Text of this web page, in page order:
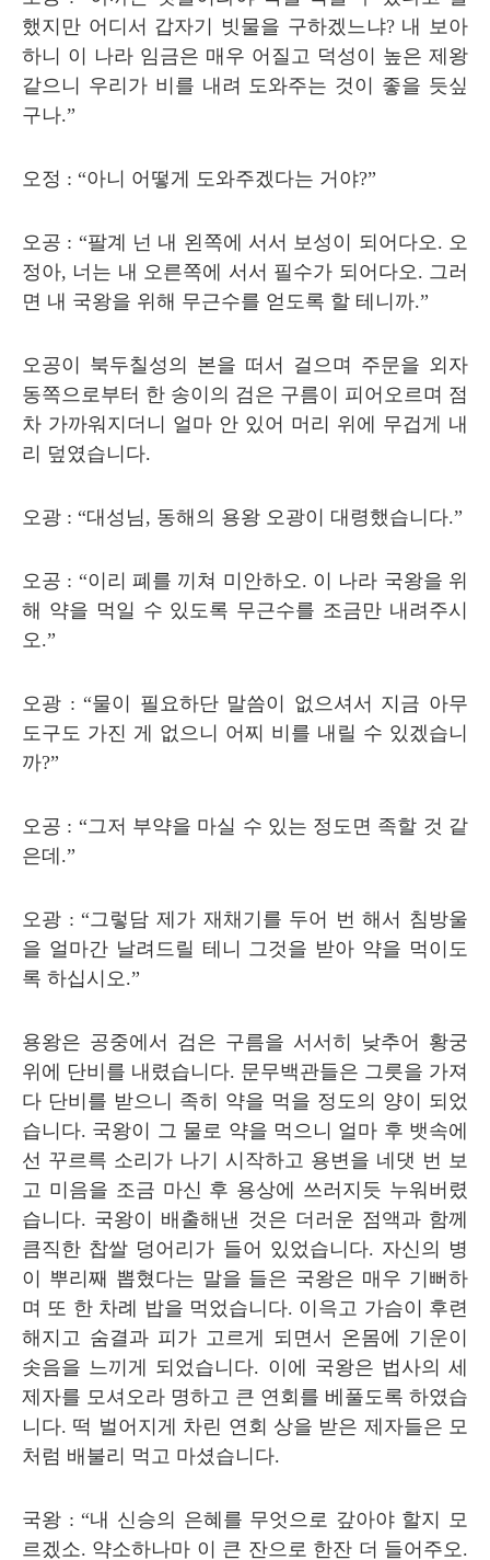
했지만 어디서 갑자기 빗물을 구하겠느냐? 내 보아
하니 이 나라 임금은 매우 어질고 덕성이 높은 제왕
같으니 우리가 비를 내려 도와주는 것이 좋을 듯싶
구나.”
오정 : “아니 어떻게 도와주겠다는 거야?”
오공 : “팔계 넌 내 왼쪽에 서서 보성이 되어다오. 오
정아, 너는 내 오른쪽에 서서 필수가 되어다오. 그러
면 내 국왕을 위해 무근수를 얻도록 할 테니까.”
오공이 북두칠성의 본을 떠서 걸으며 주문을 외자
동쪽으로부터 한 송이의 검은 구름이 피어오르며 점
차 가까워지더니 얼마 안 있어 머리 위에 무겁게 내
리 덮였습니다.
오광 : “대성님, 동해의 용왕 오광이 대령했습니다.”
오공 : “이리 폐를 끼쳐 미안하오. 이 나라 국왕을 위
해 약을 먹일 수 있도록 무근수를 조금만 내려주시
오.”
오광 : “물이 필요하단 말씀이 없으셔서 지금 아무
도구도 가진 게 없으니 어찌 비를 내릴 수 있겠습니
까?”
오공 : “그저 부약을 마실 수 있는 정도면 족할 것 같
은데 .”
오광 : “그렇담 제가 재채기를 두어 번 해서 침방울
을 얼마간 날려드릴 테니 그것을 받아 약을 먹이도
록 하십시오.”
용왕은 공중에서 검은 구름을 서서히 낮추어 황궁
위에 단비를 내렸습니다. 문무백관들은 그릇을 가져
다 단비를 받으니 족히 약을 먹을 정도의 양이 되었
습니다. 국왕이 그 물로 약을 먹으니 얼마 후 뱃속에
선 꾸르륵 소리가 나기 시작하고 용변을 네댓 번 보
고 미음을 조금 마신 후 용상에 쓰러지듯 누워버렸
습니다. 국왕이 배출해낸 것은 더러운 점액과 함께
큼직한 찹쌀 덩어리가 들어 있었습니다. 자신의 병
이 뿌리째 뽑혔다는 말을 들은 국왕은 매우 기뻐하
며 또 한 차례 밥을 먹었습니다. 이윽고 가슴이 후련
해지고 숨결과 피가 고르게 되면서 온몸에 기운이
솟음을 느끼게 되었습니다. 이에 국왕은 법사의 세
제자를 모셔오라 명하고 큰 연회를 베풀도록 하였습
니다. 떡 벌어지게 차린 연회 상을 받은 제자들은 모
처럼 배불리 먹고 마셨습니다.
국왕 : “내 신승의 은혜를 무엇으로 갚아야 할지 모
르겠소. 약소하나마 이 큰 잔으로 한잔 더 들어주오.